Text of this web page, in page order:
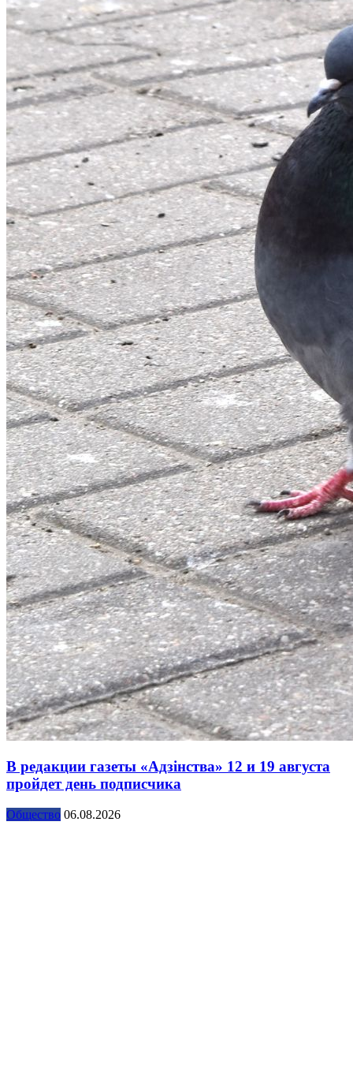
В редакции газеты «Адзінства» 12 и 19 августа
пройдет день подписчика
Общество 06.08.2026